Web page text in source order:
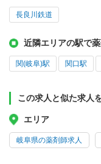
長良川鉄道
近隣エリアの駅で
関(岐阜)駅 関口駅
この求人と似た求人
エリア
岐阜県の薬剤師求人